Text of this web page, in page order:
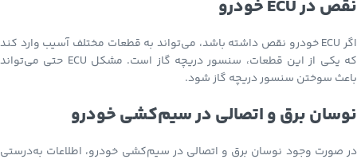
نقص در ECU خودرو
اگر ECU خودرو نقص داشته باشد، می‌تواند به قطعات مختلف آسیب وارد کند
که یکی از این قطعات، سنسور دریچه گاز است. مشکل ECU حتی می‌تواند
باعث سوختن سنسور دریچه گاز شود.
نوسان برق و اتصالی در سیم‌کشی خودرو
در صورت وجود نوسان برق و اتصالی در سیم‌کشی خودرو، اطلاعات به‌درستی